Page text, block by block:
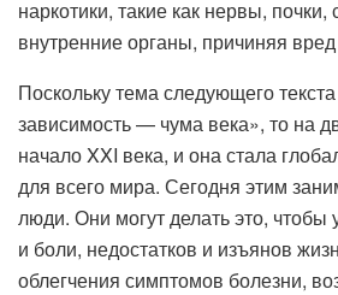
наркотики, такие как нервы, почки,
внутренние органы, причиняя
Поскольку тема следующего
зависимость — чума века», то на
начало XXI века, и она стала
для всего мира. Сегодня этим
люди. Они могут делать это, чтобы
и боли, недостатков и изъянов
облегчения симптомов болезни,